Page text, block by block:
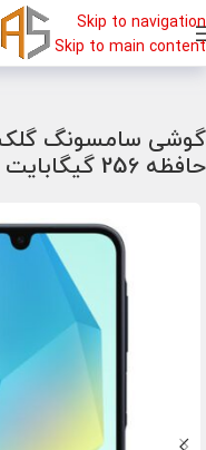
Skip to navigation
Skip to main content
خانه/گوشی/ گوشی سامسونگ
حافظه 256 گیگابایت رم 8 گیگابایت